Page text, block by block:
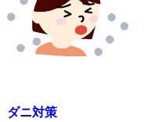
ダニ対策